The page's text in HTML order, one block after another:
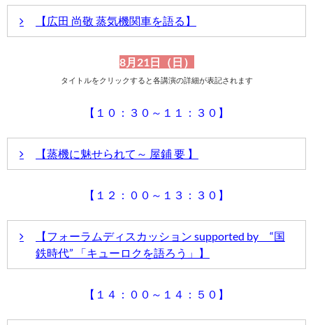
伊藤 桃さんが撮影された写真も多数紹介いたしますので、
ご期待ください。
伊藤 桃 さん
赤城隼人氏
アイドルとして活躍するかたわら、今年、JR旅客鉄道全線
乗車を達成、乗車ルポも行うなど、大の鉄道ファンとして
聞き手に赤城 隼人さんを迎え、パート1、パート2の2ステ
ージを行います。
開します。乗車中に寝てしまったところは再履修？ かな
りなこだわりです。
ていただきます。
伊藤 桃さんが撮影された写真も多数紹介いたしますので、
ご期待ください。
【広田 尚敬 蒸気機関車を語る】
講演内容
蒸気機関車を広田さんならではの視点からお話いただきま
どんなお話を伺うことができるか今から楽しみです。
聞き手は、1日1万アクセスを超える、鉄道好きに絶大な人
8月21日（日）
タイトルをクリックすると各講演の詳細が表記されます
【１０：３０～１１：３０】
【蒸機に魅せられて～ 屋鋪 要 】
講演内容
【屋鋪 要さんがJAMコンベンションでトークショーを行います
小学生時代に父親と北海道で蒸機を撮影した時の感動。
その後、野球漬けの人生から再び蒸機・鉄道模型・ジオラマ製
はまった経緯と保存蒸機601両を完全制覇した苦労話等、盛りだ
さんのトークショーです。特設ステージ上に用意した大型モニ
き手に迎えます。どのようなお話が飛び出すか、お楽しみに！
【１２：００～１３：３０】
【フォーラムディスカッション supported by “国
鉄時代” 「キューロクを語ろう」】
講演内容
昭和50年12月24日、D51 241牽引の最終列車 6788レが多くの
【１４：００～１４：５０】